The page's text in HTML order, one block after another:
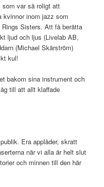
som var så roligt att
kvinnor inom jazz som
Sisters. Att få berätta
ljud och ljus (Livelab AB,
(Michael Skärström)
kul!
bakom sina instrument och
till att allt klaffade
Era applåder, skratt
när vi alla är helt slut
och minnen till den här